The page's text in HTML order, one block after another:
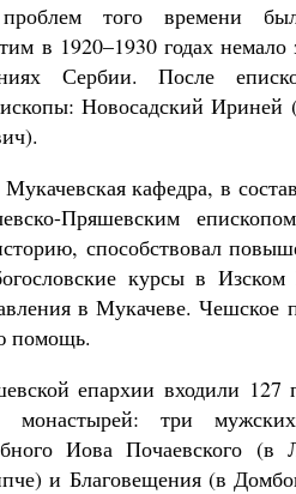
того времени
в 1920–1930 годах
Сербии. После
Новосадский
кафедра, в
Пряшевским
способствовал
курсы в
в Мукачеве. Чешское
помощь.
епархии входили
монастырей: три
Иова Почаевского
и Благовещения (в